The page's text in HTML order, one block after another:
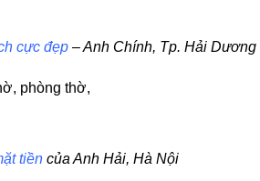
cực đẹp– Anh Chính, Tp. Hải Dương
tiền của Anh Hải, Hà Nội